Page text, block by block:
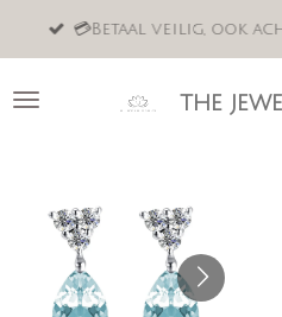
de
the
💳Betaal veilig, ook